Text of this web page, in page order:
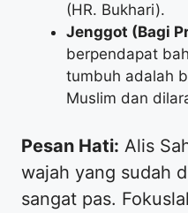
(HR. Bukhari).
Jenggot (Bagi
berpendapat
tumbuh adalah
Muslim dan
Pesan Hati: Alis
wajah yang sudah
sangat pas.